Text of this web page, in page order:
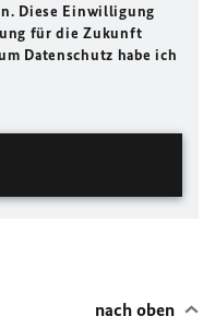
Diese Einwilligung
für die Zukunft
Datenschutz habe ich
nach oben